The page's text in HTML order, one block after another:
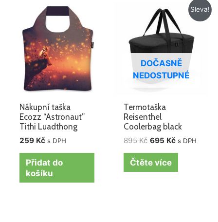
Nákupní taška
Ecozz “Astronaut”
Tithi Luadthong
259 Kč s DPH
Přidat do
košíku
Sleva!
DOČASNĚ
NEDOSTUPNÉ
Termotaška
Reisenthel
Coolerbag black
895Kč
cena
byla:
895 Kč.
695 Kč
Aktuální
cena
je:
695 Kč.
s DPH
Čtěte více